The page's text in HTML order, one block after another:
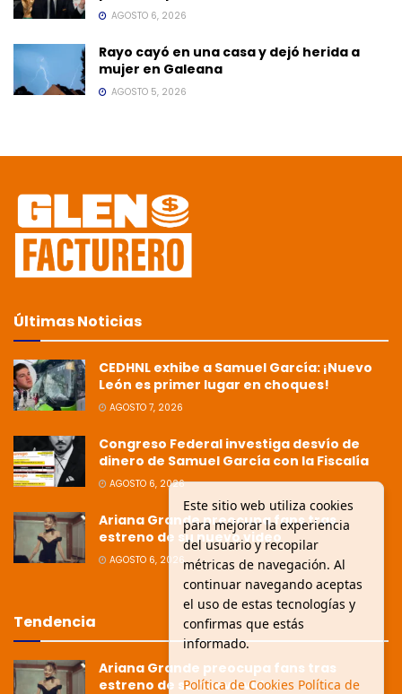
AGOSTO 6, 2026
Rayo cayó en una casa y dejó herida a
mujer en Galeana
AGOSTO 5, 2026
Últimas Noticias
CEDHNL exhibe a Samuel García: ¡Nuevo
León es primer lugar en choques!
AGOSTO 7, 2026
Congreso Federal investiga desvío de
dinero de Samuel García con la Fiscalía
AGOSTO 6, 2026
Ariana Grande preocupa fans tras
estreno de su nuevo video
AGOSTO 6, 2026
Tendencia
Ariana Grande preocupa fans tras
estreno de su nuevo video
Este sitio web utiliza cookies
para mejorar la experiencia
del usuario y recopilar
métricas de navegación. Al
continuar navegando aceptas
el uso de estas tecnologías y
confirmas que estás
informado.
Política de Cookies Política de